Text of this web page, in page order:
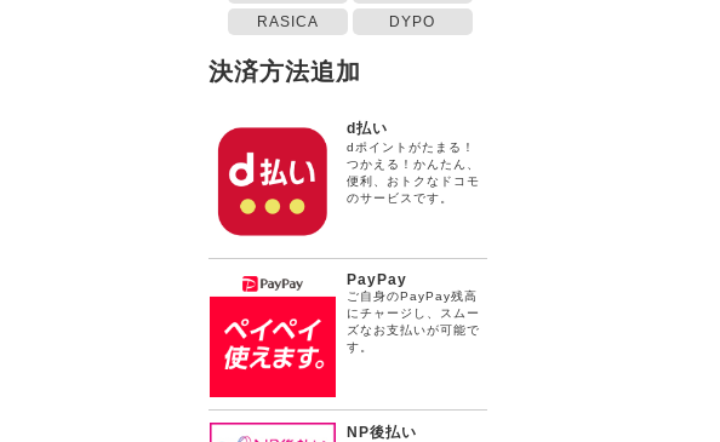
RASICA
DYPO
決済方法追加
d払い
dポイントがたまる！
つかえる！かんたん、
便利、おトクなドコモ
のサービスです。
PayPay
ご自身のPayPay残高
にチャージし、スムー
ズなお支払いが可能で
す。
NP後払い